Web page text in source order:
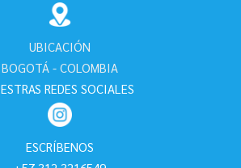
UBICACIÓN
BOGOTÁ - COLOMBIA
REDES SOCIALES
ESCRÍBENOS